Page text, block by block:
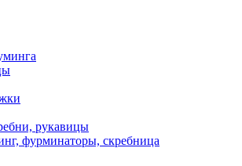
рукавицы
фурминаторы, скребница